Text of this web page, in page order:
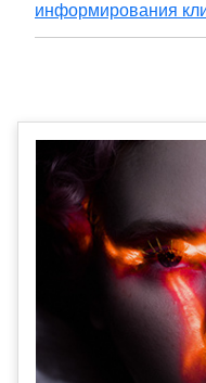
информирования